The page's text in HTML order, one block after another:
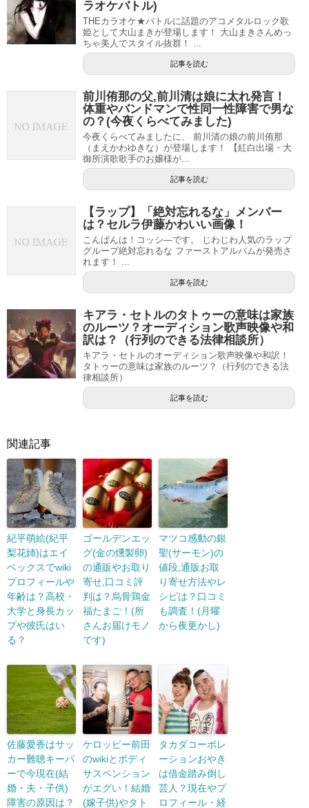
ラオケバトル)
THEカラオケ★バトルに話題のアコメタルロック歌
姫として大山まきが登場します！ 大山まきさんめっ
ちゃ美人でスタイル抜群！ ...
記事を読む
前川侑那の父,前川清は娘に太れ発言！
体重やバンドマンで性同一性障害で男な
の？(今夜くらべてみました)
今夜くらべてみましたに、 前川清の娘の前川侑那
（まえかわゆきな）が登場します！ 【紅白出場・大
御所演歌歌手のお嬢様が...
記事を読む
【ラップ】「絶対忘れるな」メンバー
は？セルラ伊藤かわいい画像！
こんばんは！コッシ―です。 じわじわ人気のラップ
グループ絶対忘れるな ファーストアルバムが発売さ
れます！ ...
記事を読む
キアラ・セトルのタトゥーの意味は家族
のルーツ？オーディション歌声映像や和
訳は？（行列のできる法律相談所）
キアラ・セトルのオーディション歌声映像や和訳！
タトゥーの意味は家族のルーツ？（行列のできる法
律相談所）
記事を読む
関連記事
紀平萌絵(紀平
梨花姉)はエイ
ベックスでwiki
プロフィールや
年齢は？高校・
大学と身長カッ
プや彼氏はい
る？
ゴールデンエッ
グ(金の燻製卵)
の通販やお取り
寄せ,口コミ評
判は？烏骨鶏金
福たまご！(所
さんお届けモノ
です)
マツコ感動の銀
聖(サーモン)の
値段,通販お取
り寄せ方法やレ
シピは？口コミ
も調査！(月曜
から夜更かし)
佐藤愛香はサッ
カー難聴キーパ
ーで今現在(結
婚・夫・子供)
障害の原因は？
ケロッピー前田
のwikiとボディ
サスペンション
がエグい！結婚
(嫁子供)やタト
タカダコーポレ
ーションおやき
は借金踏み倒し
芸人？現在やプ
ロフィール・経